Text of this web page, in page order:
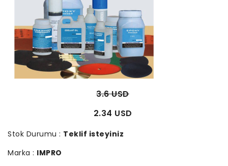
3.6 USD
2.34 USD
Stok Durumu : Teklif isteyiniz
Marka : IMPRO